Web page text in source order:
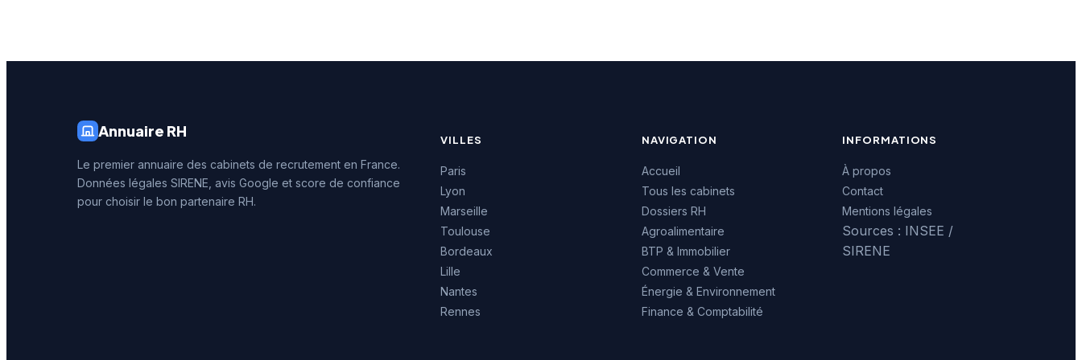
de 47 avis.
l'écosystème économique
Annuaire RH
Le premier annuaire des cabinets de recrutement en France.
Données légales SIRENE, avis Google et score de confiance
pour choisir le bon partenaire RH.
VILLES
Paris
Lyon
Marseille
Toulouse
Bordeaux
Lille
Nantes
Rennes
NAVIGATION
Accueil
Tous les cabinets
Dossiers RH
Agroalimentaire
BTP & Immobilier
Commerce & Vente
Énergie & Environnement
Finance & Comptabilité
INFORMATIONS
À propos
Contact
Mentions légales
Sources : INSEE /
SIRENE